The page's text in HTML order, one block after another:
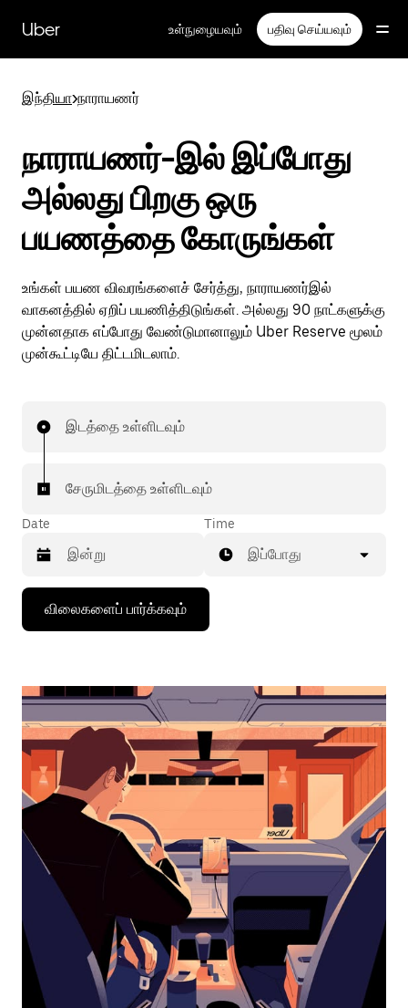
பக்கத்திற்குச்
செல்லவும்
Uber உள்நுழையவும் பதிவு செய்யவும்
இந்தியா>நாராயணர்
நாராயணர்-இல் இப்போது
அல்லது பிறகு ஒரு
பயணத்தை கோருங்கள்
உங்கள் பயண விவரங்களைச் சேர்த்து, நாராயணர்இல்
வாகனத்தில் ஏறிப் பயணித்திடுங்கள். அல்லது 90 நாட்களுக்கு
முன்னதாக எப்போது வேண்டுமானாலும் Uber Reserve மூலம்
முன்கூட்டியே திட்டமிடலாம்.
இடத்தை உள்ளிடவும்
சேருமிடத்தை உள்ளிடவும்
Date
கீழ்நோக்கிய
அம்புக்குறியை
அழுத்தி
தேர்ந்தெடுக்கவும்.
மூட
எஸ்கேப்
பொத்தான்
அழுத்தவும்.
Time
இப்போது
விலைகளைப் பார்க்கவும்